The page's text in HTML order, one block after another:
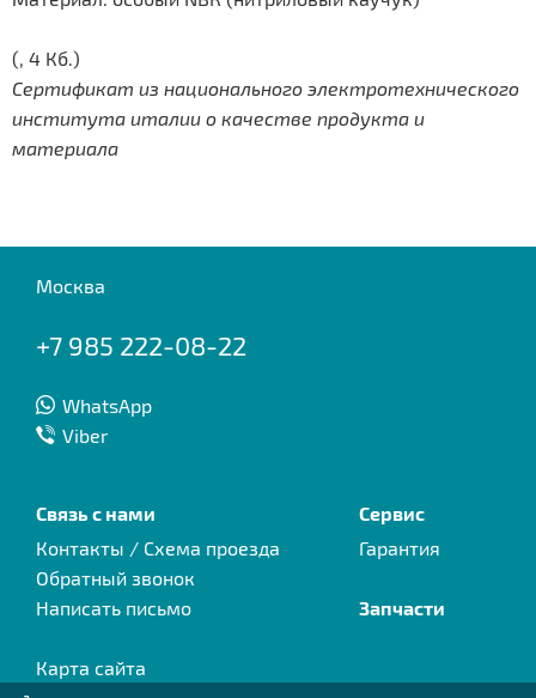
(, 4 Кб.)
Сертификат из национального электротехнического
института италии о качестве продукта и
материала
Москва
+7 985 222-08-22
WhatsApp
Viber
Связь с нами
Контакты / Схема проезда
Обратный звонок
Написать письмо
Карта сайта
Сервис
Гарантия
Запчасти